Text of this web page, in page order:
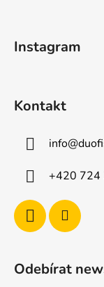
Instagram
Kontakt
info@
+420 724
Odebírat